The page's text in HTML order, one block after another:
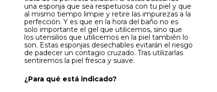
una esponja que sea respetuosa con tu piel y que
al mismo tiempo limpie y retire las impurezas a la
perfección. Y es que en la hora del baño no es
solo importante el gel que utilicemos, sino que
los utensilios que utilicemos en la piel también lo
son. Estas esponjas desechables evitarán el riesgo
de padecer un contagio cruzado. Tras utilizarlas
sentiremos la piel fresca y suave.
¿Para qué está indicado?